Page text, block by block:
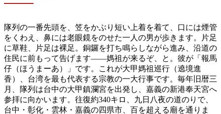
隊列の一番先頭を、笠をかぶり短い上着を着て、口には煙管
をくわえ、鼻には老眼鏡をのせた一人の男が歩きます。片足
に草鞋、片足は裸足。銅鑼を打ち鳴らしながら進み、沿道の
住民に前もって告げます——媽祖が来るぞ、と。彼が「報馬
仔（ほうまーあ）」です。これが大甲媽祖巡行（遶境進
香）、台湾を最も代表する宗教の一大行事です。毎年旧暦三
月、隊列は台中の大甲鎮瀾宮を出発し、嘉義の新港奉天宮へ
参拝に向かいます。往復約340キロ、九日八夜の道のりで、
台中・彰化・雲林・嘉義の四県市、百を超える廟を通りま